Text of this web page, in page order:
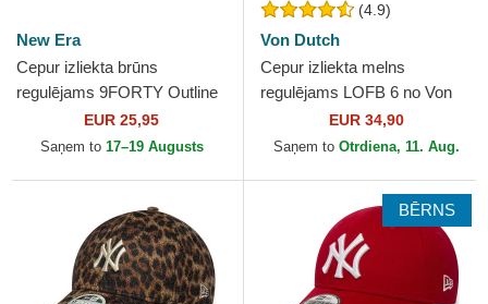
New Era
Cepur izliekta brūns
regulējams 9FORTY Outline
no Los Angeles Dodgers
MLB no New Era
EUR 25,95
Saņem to 17–19 Augusts
(4.9)
Von Dutch
Cepur izliekta melns
regulējams LOFB 6 no Von
EUR 34,90
Saņem to Otrdiena, 11. Aug.
BĒRNS